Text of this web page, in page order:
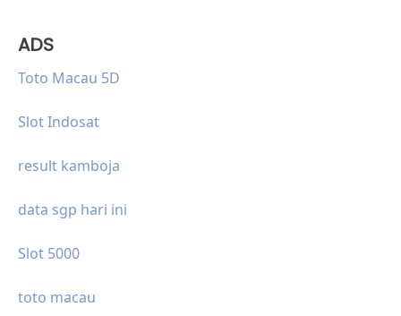
ADS
Toto Macau 5D
Slot Indosat
result kamboja
data sgp hari ini
Slot 5000
toto macau